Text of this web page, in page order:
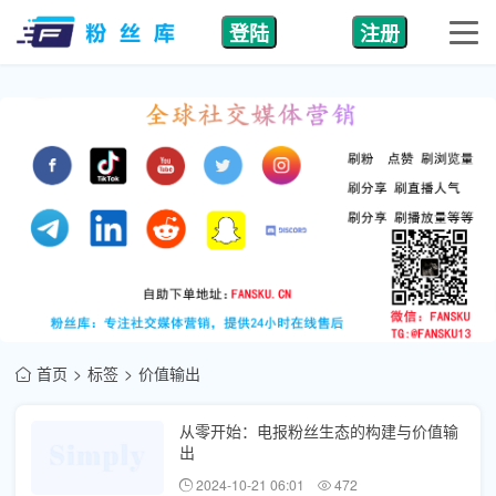
登陆 注册
首页 标签 价值输出
从零开始：电报粉丝生态的构建与价值输
出
2024-10-21 06:01 472